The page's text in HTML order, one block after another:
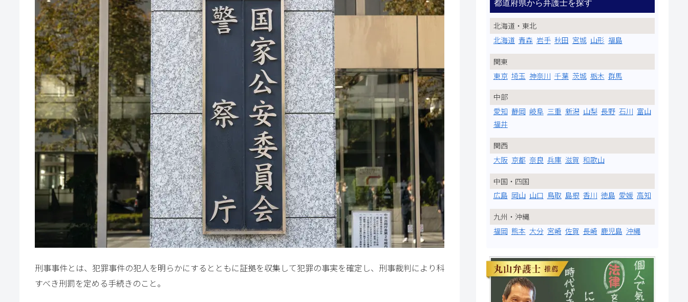
刑事事件とは、犯罪事件の犯人を明らかにするとともに証拠を収集して犯罪の事実を確定し、刑事裁判により科
すべき刑罰を定める手続きのこと。
都道府県から弁護士を探す
北海道・東北
北海道 青森 岩手 秋田 宮城 山形 福島
関東
東京 埼玉 神奈川 千葉 茨城 栃木 群馬
中部
愛知 静岡 岐阜 三重 新潟 山梨 長野 石川 富山
福井
関西
大阪 京都 奈良 兵庫 滋賀 和歌山
中国・四国
広島 岡山 山口 鳥取 島根 香川 徳島 愛媛 高知
九州・沖縄
福岡 熊本 大分 宮崎 佐賀 長崎 鹿児島 沖縄